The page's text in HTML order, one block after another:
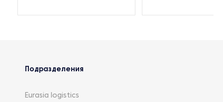
Подразделения
Eurasia logistics